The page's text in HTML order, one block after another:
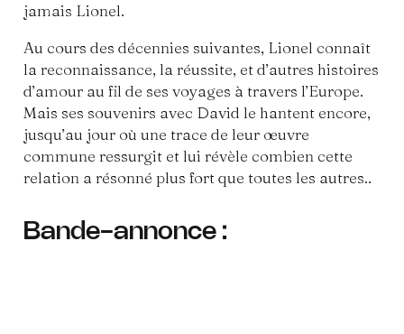
jamais Lionel.
Au cours des décennies suivantes, Lionel connaît
la reconnaissance, la réussite, et d’autres histoires
d’amour au fil de ses voyages à travers l’Europe.
Mais ses souvenirs avec David le hantent encore,
jusqu’au jour où une trace de leur œuvre
commune ressurgit et lui révèle combien cette
relation a résonné plus fort que toutes les autres..
Bande-annonce :